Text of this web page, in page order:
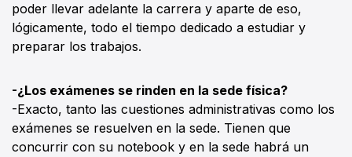
poder llevar adelante la carrera y aparte de eso,
lógicamente, todo el tiempo dedicado a estudiar y
preparar los trabajos.
-¿Los exámenes se rinden en la sede física?
-Exacto, tanto las cuestiones administrativas como los
exámenes se resuelven en la sede. Tienen que
concurrir con su notebook y en la sede habrá un